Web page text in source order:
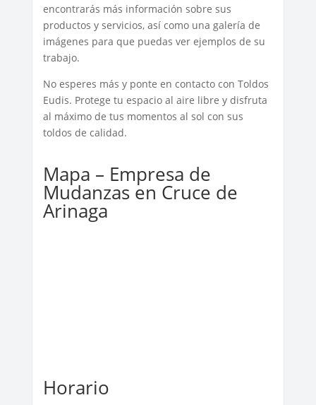
encontrarás más información sobre sus
productos y servicios, así como una galería de
imágenes para que puedas ver ejemplos de su
trabajo.
No esperes más y ponte en contacto con Toldos
Eudis. Protege tu espacio al aire libre y disfruta
al máximo de tus momentos al sol con sus
toldos de calidad.
Mapa – Empresa de
Mudanzas en Cruce de
Arinaga
Horario